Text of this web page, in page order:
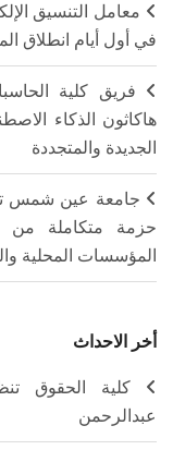
في أول أيام انطلاق
فريق كلية
هاكاثون الذكاء
الجديدة والمتجددة
جامعة عين شمس
حزمة متكاملة من
المؤسسات المحلية
أخر الاحداث
كلية الحقوق
عبدالرحمن